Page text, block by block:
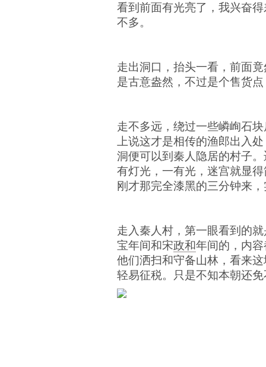
看到前面有光亮了，我兴奋
不多。
走出洞口，抬头一看，前面
是古意盎然，不过是个售货
走不多远，绕过一些嶙峋石
上说这才是相传的渔郎出入
洞便可以到秦人隐居的村子
有灯光，一有光，迷宫就显
刚才那完全漆黑的三分钟来
走入秦人村，第一眼看到的
宝年间和宋政和年间的，内
他们洒扫和守备山林，看来
轻易征税。只是不知本朝还